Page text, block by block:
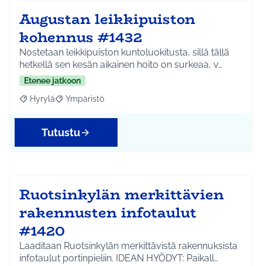
Augustan leikkipuiston
kohennus #1432
Nostetaan leikkipuiston kuntoluokitusta, sillä tällä
hetkellä sen kesän aikainen hoito on surkeaa, v…
Etenee jatkoon
Rajaa tulokset aihepiirin mukaan: Hyrylä
Hyrylä Rajaa tulokset teeman mukaan: Ympäristö
Ympäristö
Tutustu
Ruotsinkylän merkittävien
rakennusten infotaulut
#1420
Laaditaan Ruotsinkylän merkittävistä rakennuksista
infotaulut portinpieliin. IDEAN HYÖDYT: Paikall…